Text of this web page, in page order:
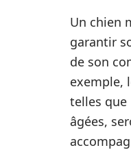
Un chien
garantir
de son
exemple,
telles que
âgées,